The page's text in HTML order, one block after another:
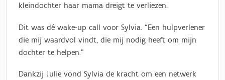
kleindochter haar mama dreigt te verliezen.
Dit was dé wake-up call voor Sylvia. “Een hulpverlener
die mij waardvol vindt, die mij nodig heeft om mijn
dochter te helpen.”
Dankzij Julie vond Sylvia de kracht om een netwerk